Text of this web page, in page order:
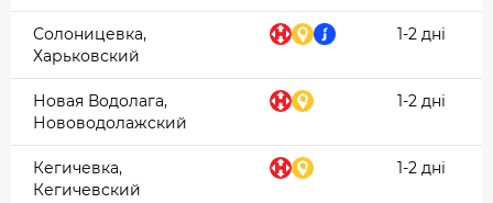
Солоницевка,
Харьковский
1-2 дні
Новая Водолага,
Нововодолажский
1-2 дні
Кегичевка,
Кегичевский
1-2 дні